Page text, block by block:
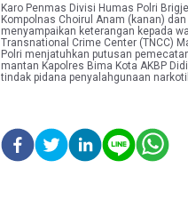
Karo Penmas Divisi Humas Polri
Kompolnas Choirul Anam (kanan)
menyampaikan keterangan kepada
Transnational Crime Center (TNCC)
Polri menjatuhkan putusan
mantan Kapolres Bima Kota AKBP
tindak pidana penyalahgunaan